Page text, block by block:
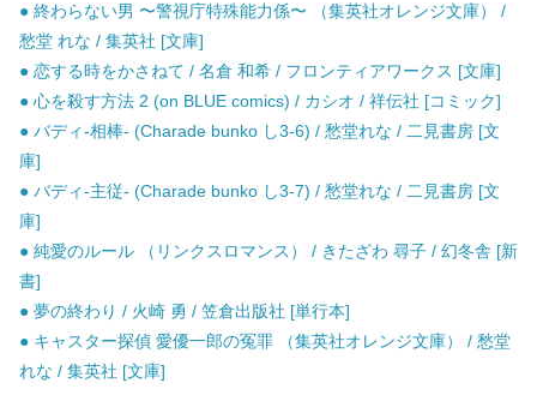
● 終わらない男 〜警視庁特殊能力係〜 （集英社オレンジ文庫） /
愁堂 れな / 集英社 [文庫]
● 恋する時をかさねて / 名倉 和希 / フロンティアワークス [文庫]
● 心を殺す方法 2 (on BLUE comics) / カシオ / 祥伝社 [コミック]
● バディ-相棒- (Charade bunko し3-6) / 愁堂れな / 二見書房 [文
庫]
● バディ-主従- (Charade bunko し3-7) / 愁堂れな / 二見書房 [文
庫]
● 純愛のルール （リンクスロマンス） / きたざわ 尋子 / 幻冬舎 [新
書]
● 夢の終わり / 火崎 勇 / 笠倉出版社 [単行本]
● キャスター探偵 愛優一郎の冤罪 （集英社オレンジ文庫） / 愁堂
れな / 集英社 [文庫]